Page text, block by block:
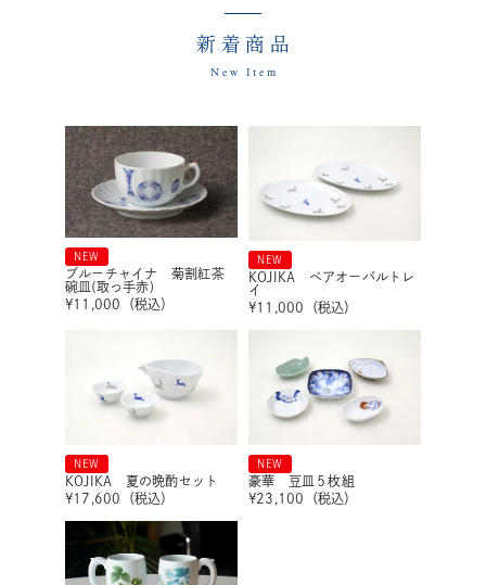
新着商品
New Item
NEW
ブルーチャイナ 菊割紅茶
碗皿(取っ手赤)
¥11,000 （税込）
NEW
KOJIKA ペアオーバルトレ
イ
¥11,000 （税込）
NEW
KOJIKA 夏の晩酌セット
¥17,600 （税込）
NEW
豪華 豆皿５枚組
¥23,100 （税込）